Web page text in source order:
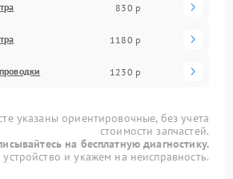
830 р
1180 р
1230 р
указаны ориентировочные, без учета
стоимости запчастей.
на бесплатную диагностику.
и укажем на неисправность.